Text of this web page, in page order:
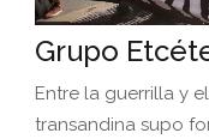
Grupo
Entre la guerrilla y
transandina supo